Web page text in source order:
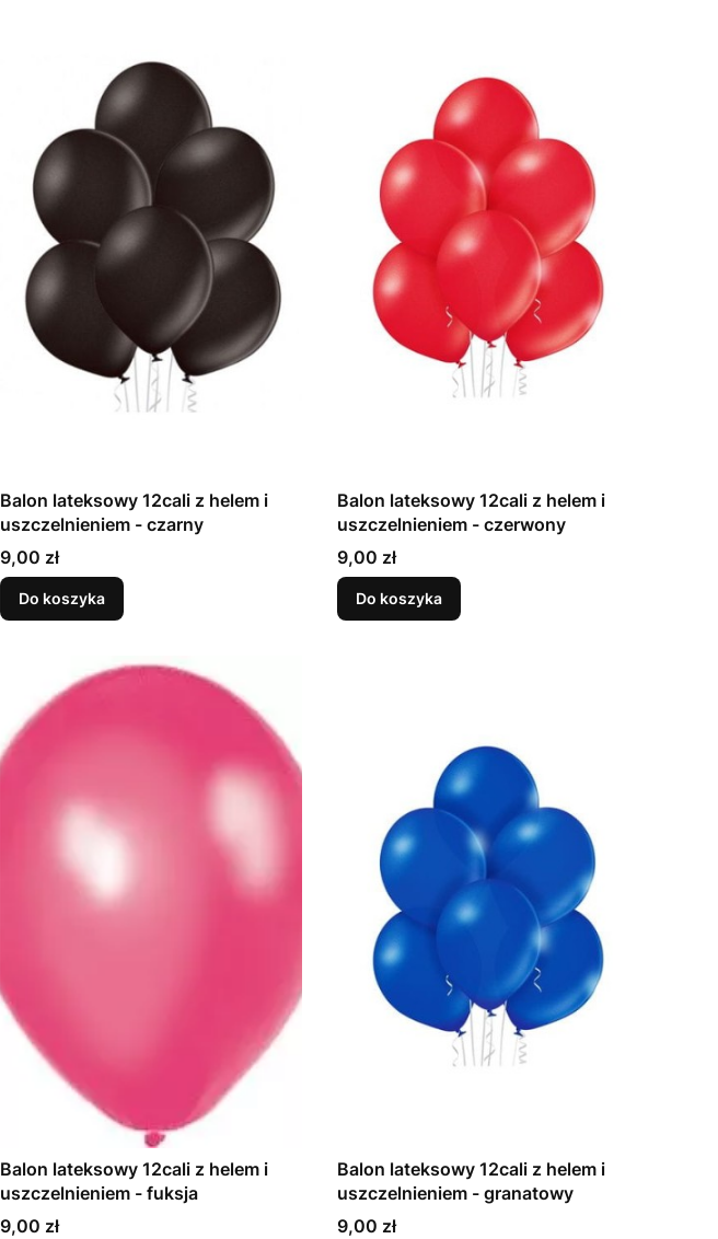
Balon lateksowy 12cali z helem i
uszczelnieniem - czarny
Cena
9,00 zł
Do koszyka
Balon lateksowy 12cali z helem i
uszczelnieniem - czerwony
Cena
9,00 zł
Do koszyka
Balon lateksowy 12cali z helem i
uszczelnieniem - fuksja
Cena
9,00 zł
Balon lateksowy 12cali z helem i
uszczelnieniem - granatowy
Cena
9,00 zł